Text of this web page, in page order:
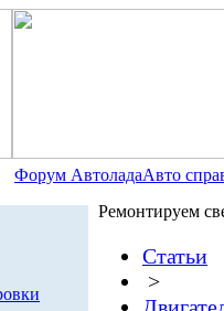
Форум АвтоладаАвто
Ремонтируем
Статьи
>